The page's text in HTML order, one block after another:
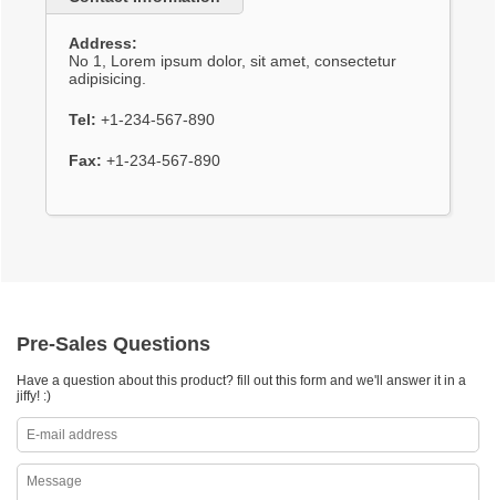
Address:
No 1, Lorem ipsum dolor, sit amet, consectetur
adipisicing.
Tel: +1-234-567-890
Fax: +1-234-567-890